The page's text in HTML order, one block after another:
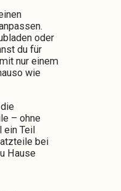
oder
du für
nur einem
wie
– ohne
ein Teil
bei
Hause